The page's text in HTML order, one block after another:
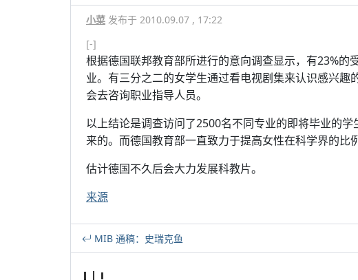
小菜 发布于 2010.09.07 , 17:22
[-]
根据德国联邦教育部所进行的意向调查显示，有23%的
业。有三分之二的女学生通过看电视剧集来认识感兴
会去咨询职业指导人员。
以上结论是调查访问了2500名不同专业的即将毕业的
来的。而德国教育部一直致力于提高女性在科学界的比例
估计德国不久后会大力发展科教片。
来源
MIB 通稿：史瑞克鱼